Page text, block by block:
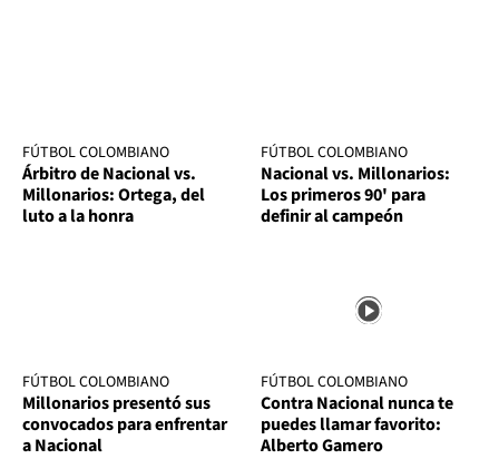
FÚTBOL COLOMBIANO
Árbitro de Nacional vs.
Millonarios: Ortega, del
luto a la honra
FÚTBOL COLOMBIANO
Nacional vs. Millonarios:
Los primeros 90' para
definir al campeón
FÚTBOL COLOMBIANO
Millonarios presentó sus
convocados para enfrentar
a Nacional
FÚTBOL COLOMBIANO
Contra Nacional nunca te
puedes llamar favorito:
Alberto Gamero